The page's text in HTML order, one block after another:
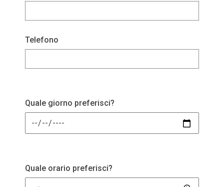
Telefono
Quale giorno preferisci?
Quale orario preferisci?